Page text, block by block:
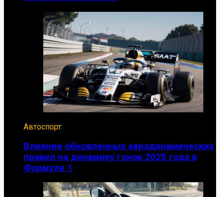
Автоспорт
Влияние обновленных аеродинамических
правил на динамику гонок 2025 года в
Формуле 1